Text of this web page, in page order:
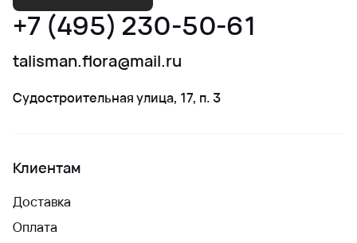
+7 (495) 230-50-61
talisman.flora@mail.ru
Судостроительная улица, 17, п. 3
Клиентам
Доставка
Оплата